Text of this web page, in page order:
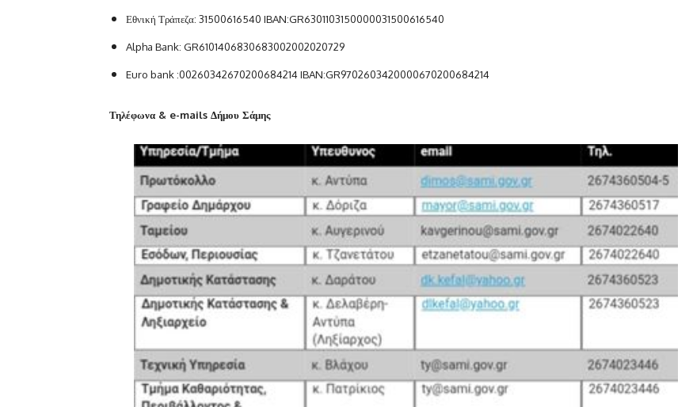
Εθνική Τράπεζα: 31500616540 IBAN:GR6301103150000031500616540
Alpha Bank: GR6101406830683002002020729
Euro bank :00260342670200684214 IBAN:GR9702603420000670200684214
Τηλέφωνα & e-mails Δήμου Σάμης